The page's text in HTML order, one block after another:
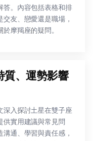
答。內容包括表格和排
友、戀愛還是職場，
摩羯座的疑問。
質、運勢影響
深入探討土星在雙子座
供實用建議與常見問
通、學習與責任感，